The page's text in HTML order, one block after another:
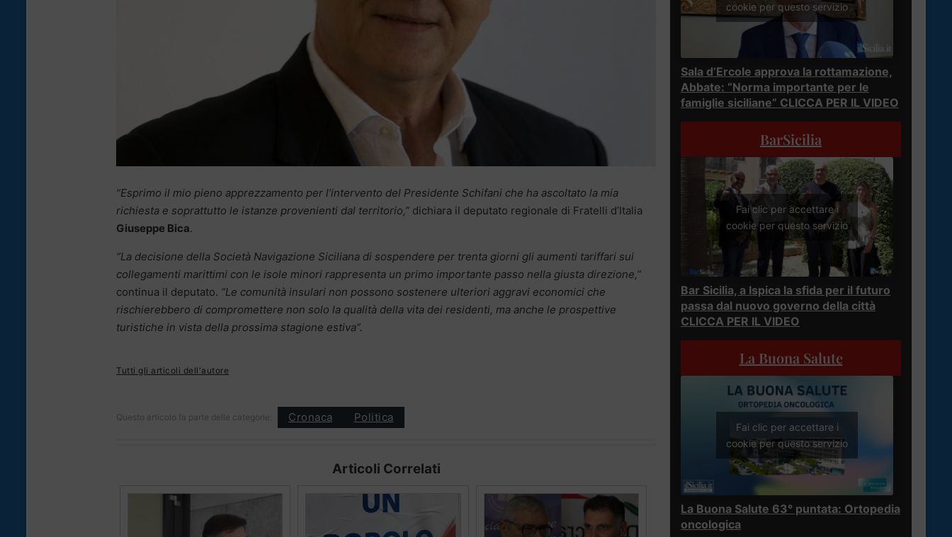
“Esprimo il mio pieno apprezzamento per l’intervento del Presidente Schifani che ha ascoltato la mia
richiesta e soprattutto le istanze provenienti dal territorio,” dichiara il deputato regionale di Fratelli d’Italia
Giuseppe Bica.
“La decisione della Società Navigazione Siciliana di sospendere per trenta giorni gli aumenti tariffari sui
collegamenti marittimi con le isole minori rappresenta un primo importante passo nella giusta direzione,”
continua il deputato. “Le comunità insulari non possono sostenere ulteriori aggravi economici che
rischierebbero di compromettere non solo la qualità della vita dei residenti, ma anche le prospettive
turistiche in vista della prossima stagione estiva”.
Tutti gli articoli dell'autore
Questo articolo fa parte delle categorie: Cronaca Politica
Articoli Correlati
cookie per questo servizio
Sala d’Ercole approva la rottamazione,
Abbate: “Norma importante per le
famiglie siciliane” CLICCA PER IL VIDEO
BarSicilia
Fai clic per accettare i
cookie per questo servizio
Bar Sicilia, a Ispica la sfida per il futuro
passa dal nuovo governo della città
CLICCA PER IL VIDEO
La Buona Salute
Fai clic per accettare i
cookie per questo servizio
La Buona Salute 63° puntata: Ortopedia
oncologica